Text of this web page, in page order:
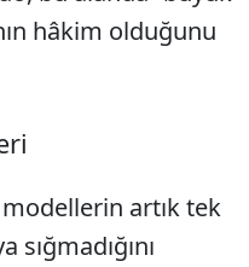
hâkim olduğunu
artık tek
sığmadığını